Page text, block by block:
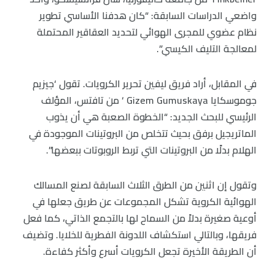
واضعي الدراسات السابقة: “كان هدفنا الأساسي تطوير
نظام عضوي للمجرى الهوائي لتحديد العقاقير المحتملة
لمعالجة التليف الكيسي”.
في المقابل، أراد فريق ليفين تحرير الكرويات. تقول ‘جيزيم
جوموسكايا Gizem Gumuskaya ‘ من تافتس، المؤلف
الرئيسي للبحث الجديد: “الخطوة الصعبة هي أن يذوب
الماتريجيل برفق بحيث تتخلص من البروتينات الموجودة في
الهلام بدلًا من البروتينات التي تربط الروبوتات ببعضها”.
وتقول إن اثنين من الطرق الثلاث السابقة لصنع المسالك
الهوائية الكروية تشكل المجموعات عن طريق جعلها في
أوعية صغيرة بدلاً من السماح لها بالتجمع الذاتي، كما فعل
فريقها، وبالتالي استكشاف اللدونة الفطرية للخلايا. وتضيف
أن الطريقة الأخيرة تجعل الكرويات أسرع وأكثر كفاءة.